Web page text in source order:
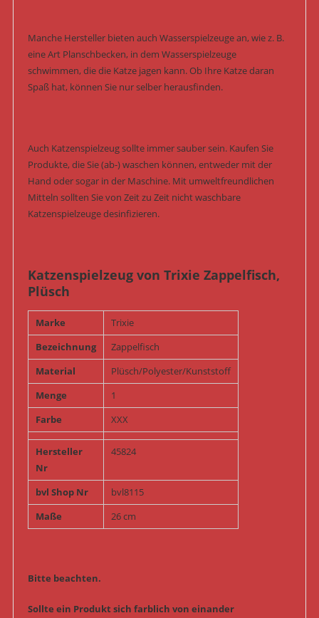
Manche Hersteller bieten auch Wasserspielzeuge an, wie z. B.
eine Art Planschbecken, in dem Wasserspielzeuge
schwimmen, die die Katze jagen kann. Ob Ihre Katze daran
Spaß hat, können Sie nur selber herausfinden.
Auch Katzenspielzeug sollte immer sauber sein. Kaufen Sie
Produkte, die Sie (ab-) waschen können, entweder mit der
Hand oder sogar in der Maschine. Mit umweltfreundlichen
Mitteln sollten Sie von Zeit zu Zeit nicht waschbare
Katzenspielzeuge desinfizieren.
Katzenspielzeug von Trixie Zappelfisch,
Plüsch
Marke
Trixie
Bezeichnung
Zappelfisch
Material
Plüsch/Polyester/Kunststoff
Menge
1
Farbe
XXX
Hersteller
Nr
45824
bvl Shop Nr
bvl8115
Maße
26 cm
Bitte beachten.
Sollte ein Produkt sich farblich von einander